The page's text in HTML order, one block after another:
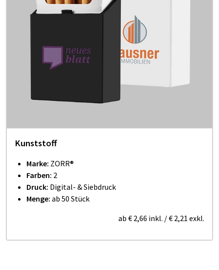
Kunststoff
Marke: ZORR®
Farben: 2
Druck: Digital- & Siebdruck
Menge: ab 50 Stück
ab € 2,66 inkl. /€ 2,21 exkl.